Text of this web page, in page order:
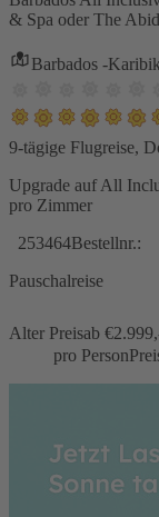
& Spa oder The
Barbados -
9-tägige Flugreise,
Upgrade auf All
pro Zimmer
253464Bestellnr.:
Pauschalreise
Alter Preisab €
pro Person